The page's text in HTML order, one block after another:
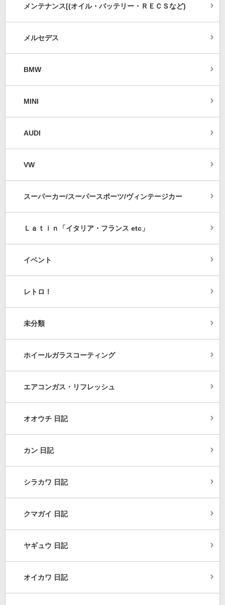
メンテナンス[(オイル・バッテリー・ＲＥＣＳなど)
メルセデス
BMW
MINI
AUDI
VW
スーパーカー/スーパースポーツ/ヴィンテージカー
Ｌａｔｉｎ「イタリア・フランス etc」
イベント
レトロ！
未分類
ホイールガラスコーティング
エアコンガス・リフレッシュ
オオウチ 日記
カン 日記
シラカワ 日記
クマガイ 日記
ヤギュウ 日記
オイカワ 日記